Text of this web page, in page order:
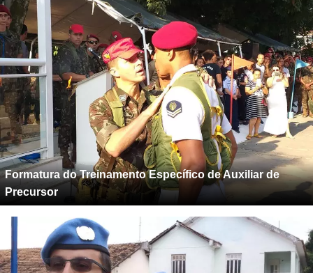
Formatura do Treinamento Específico de Auxiliar de
Precursor